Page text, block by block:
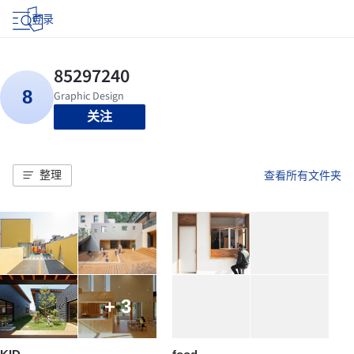
登录
关注
整理 查看所有文件夹
+ 3